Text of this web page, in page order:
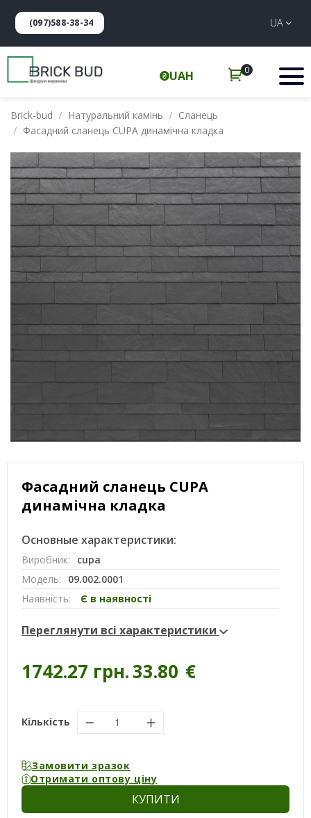
(097)588-38-34 UA
UAH 0
Brick-bud Натуральний камінь
Сланець
Фасадний сланець CUPA динамічна кладка
Фасадний сланець CUPA
динамічна кладка
Основные характеристики:
Виробник:
cupa
Модель:
09.002.0001
Наявність:
Є в наявності
Переглянути всі характеристики
1742.27 грн.33.80 €
Кількість
Замовити зразок
Отримати оптову ціну
КУПИТИ